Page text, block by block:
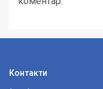
Контакти